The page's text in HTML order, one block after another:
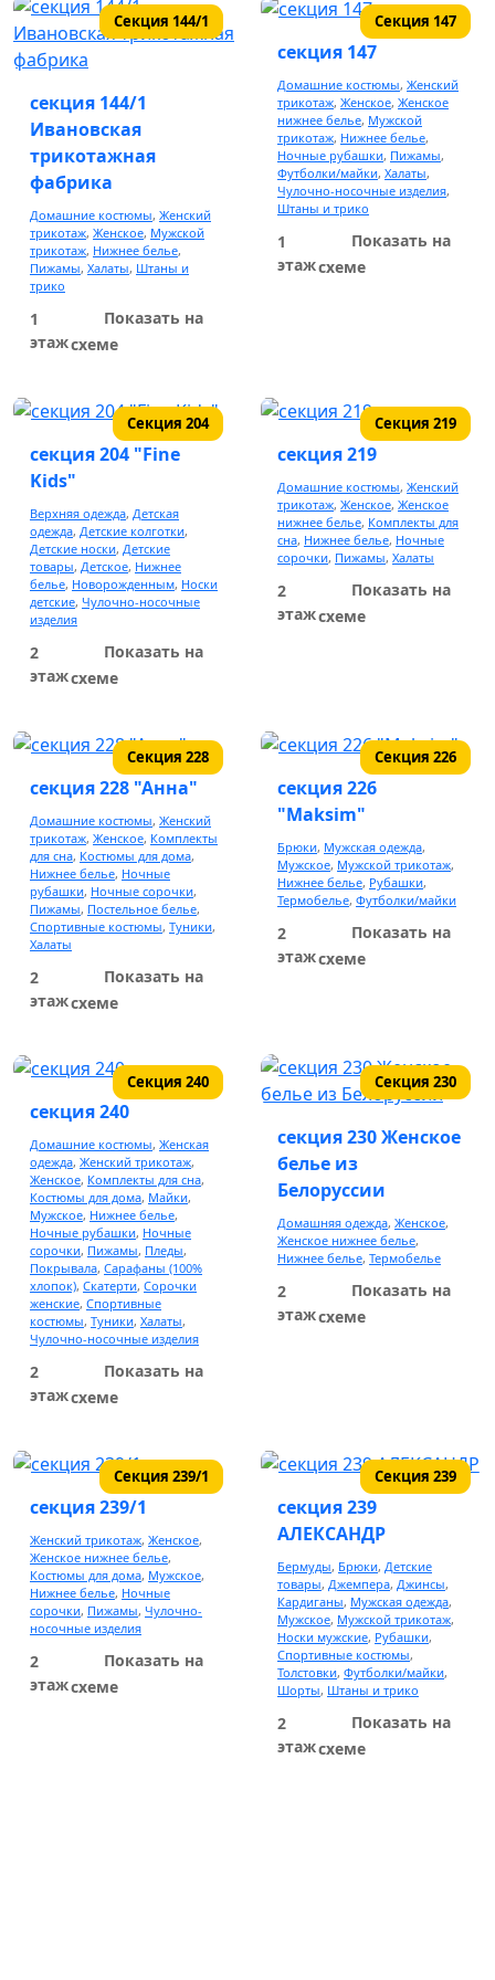
Секция 144/1
секция 144/1
Ивановская
трикотажная
фабрика
Домашние костюмы, Женский
трикотаж, Женское, Мужской
трикотаж, Нижнее белье,
Пижамы, Халаты, Штаны и
трико
1
этаж
Показать на
схеме
Секция 147
секция 147
Домашние костюмы, Женский
трикотаж, Женское, Женское
нижнее белье, Мужской
трикотаж, Нижнее белье,
Ночные рубашки, Пижамы,
Футболки/майки, Халаты,
Чулочно-носочные изделия,
Штаны и трико
1
этаж
Показать на
схеме
Секция 204
секция 204 "Fine
Kids"
Верхняя одежда, Детская
одежда, Детские колготки,
Детские носки, Детские
товары, Детское, Нижнее
белье, Новорожденным, Носки
детские, Чулочно-носочные
изделия
2
этаж
Показать на
схеме
Секция 219
секция 219
Домашние костюмы, Женский
трикотаж, Женское, Женское
нижнее белье, Комплекты для
сна, Нижнее белье, Ночные
сорочки, Пижамы, Халаты
2
этаж
Показать на
схеме
Секция 228
секция 228 "Анна"
Домашние костюмы, Женский
трикотаж, Женское, Комплекты
для сна, Костюмы для дома,
Нижнее белье, Ночные
рубашки, Ночные сорочки,
Пижамы, Постельное белье,
Спортивные костюмы, Туники,
Халаты
2
этаж
Показать на
схеме
Секция 226
секция 226
"Maksim"
Брюки, Мужская одежда,
Мужское, Мужской трикотаж,
Нижнее белье, Рубашки,
Термобелье, Футболки/майки
2
этаж
Показать на
схеме
Секция 240
секция 240
Домашние костюмы, Женская
одежда, Женский трикотаж,
Женское, Комплекты для сна,
Костюмы для дома, Майки,
Мужское, Нижнее белье,
Ночные рубашки, Ночные
сорочки, Пижамы, Пледы,
Покрывала, Сарафаны (100%
хлопок), Скатерти, Сорочки
женские, Спортивные
костюмы, Туники, Халаты,
Чулочно-носочные изделия
2
этаж
Показать на
схеме
Секция 230
секция 230 Женское
белье из
Белоруссии
Домашняя одежда, Женское,
Женское нижнее белье,
Нижнее белье, Термобелье
2
этаж
Показать на
схеме
Секция 239/1
секция 239/1
Женский трикотаж, Женское,
Женское нижнее белье,
Костюмы для дома, Мужское,
Нижнее белье, Ночные
сорочки, Пижамы, Чулочно-
носочные изделия
2
этаж
Показать на
схеме
Секция 239
секция 239
АЛЕКСАНДР
Бермуды, Брюки, Детские
товары, Джемпера, Джинсы,
Кардиганы, Мужская одежда,
Мужское, Мужской трикотаж,
Носки мужские, Рубашки,
Спортивные костюмы,
Толстовки, Футболки/майки,
Шорты, Штаны и трико
2
этаж
Показать на
схеме